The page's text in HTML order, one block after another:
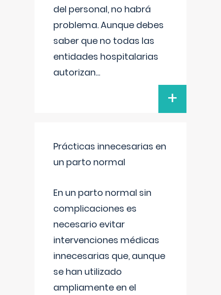
del personal, no habrá
problema. Aunque debes
saber que no todas las
entidades hospitalarias
autorizan...
+
Prácticas innecesarias en
un parto normal
En un parto normal sin
complicaciones es
necesario evitar
intervenciones médicas
innecesarias que, aunque
se han utilizado
ampliamente en el